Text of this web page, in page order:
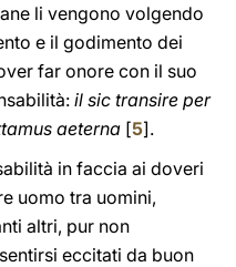
li vengono volgendo
e il godimento dei
far onore con il suo
il sic transire per
aeterna [5].
in faccia ai doveri
uomo tra uomini,
altri, pur non
eccitati da buon